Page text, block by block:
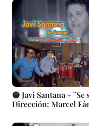
🟡 Javi Santana -
Dirección: Marcel